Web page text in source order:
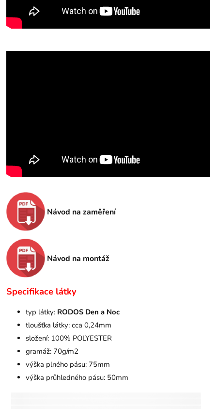
Návod na zaměření
Návod na montáž
Specifikace látky
typ látky: RODOS Den a Noc
tloušťka látky: cca 0,24mm
složení: 100% POLYESTER
gramáž: 70g/m2
výška plného pásu: 75mm
výška průhledného pásu: 50mm